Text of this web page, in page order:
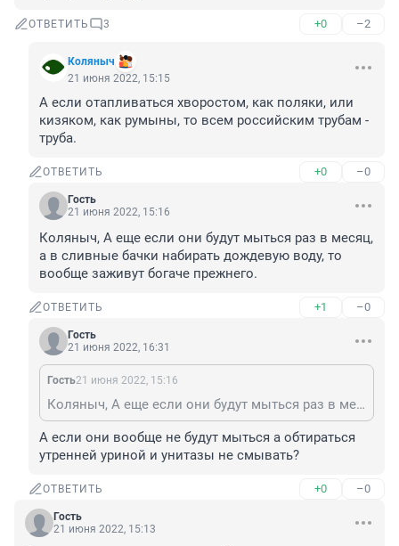
ОТВЕТИТЬ 3 +0 –2
Коляныч
21 июня 2022, 15:15
А если отапливаться хворостом, как поляки, или
кизяком, как румыны, то всем российским трубам -
труба.
ОТВЕТИТЬ +0 –0
Гость
21 июня 2022, 15:16
Коляныч, А еще если они будут мыться раз в месяц,
а в сливные бачки набирать дождевую воду, то
вообще заживут богаче прежнего.
ОТВЕТИТЬ +1 –0
Гость
21 июня 2022, 16:31
Гость21 июня 2022, 15:16
Коляныч, А еще если они будут мыться раз в месяц, а в сливные бачки набирать дождевую воду, то вообще заживут богаче прежнего.
А если они вообще не будут мыться а обтираться
утренней уриной и унитазы не смывать?
ОТВЕТИТЬ +0 –0
Гость
21 июня 2022, 15:13